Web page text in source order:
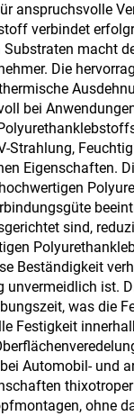
anspruchsvolle
verbindet
macht
Die
bei
Eigenschaften.
sind,
Beständigkeit
ist.
was die
Festigkeit
Automobil- und
ohne